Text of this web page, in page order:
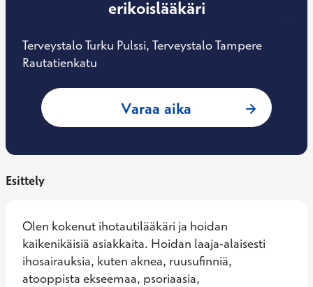
erikoislääkäri
Terveystalo Turku Pulssi, Terveystalo Tampere
Rautatienkatu
Varaa aika : Kristina
Esittely
Olen kokenut ihotautilääkäri ja hoidan
kaikenikäisiä asiakkaita. Hoidan laaja-alaisesti
ihosairauksia, kuten aknea, ruusufinniä,
atooppista ekseemaa, psoriaasia,